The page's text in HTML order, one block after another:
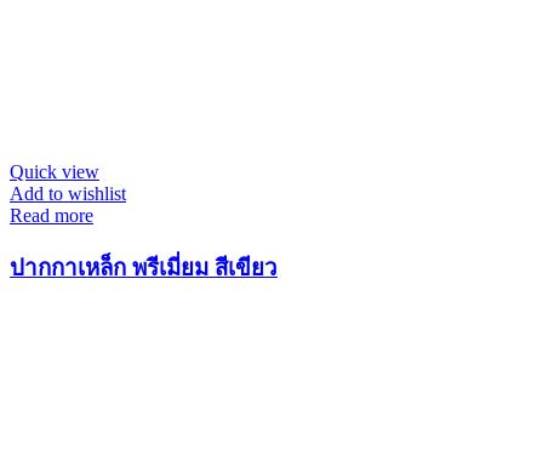
Quick view
Add to wishlist
Read more
ปากกาเหล็ก พรีเมี่ยม สีเขียว